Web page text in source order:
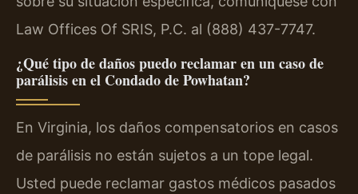
Law Offices Of SRIS, P.C. al (888) 437-7747.
¿Qué tipo de daños puedo reclamar en un caso de
parálisis en el Condado de Powhatan?
En Virginia, los daños compensatorios en casos
de parálisis no están sujetos a un tope legal.
Usted puede reclamar gastos médicos pasados